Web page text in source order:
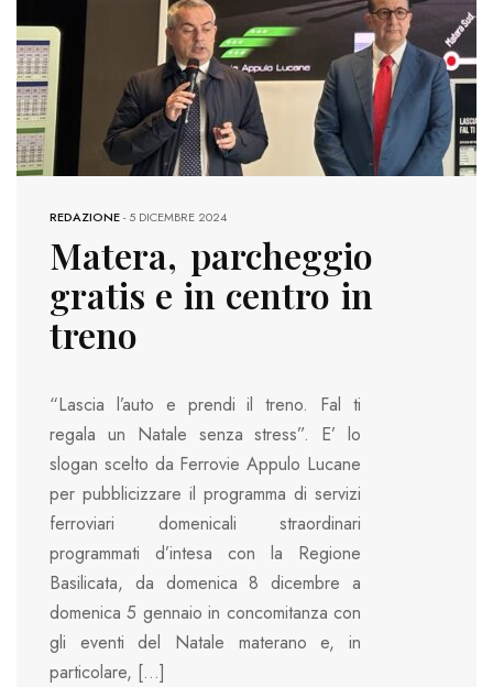
REDAZIONE-5 DICEMBRE 2024
Matera, parcheggio
gratis e in centro in
treno
“Lascia l’auto e prendi il treno. Fal ti
regala un Natale senza stress”. E’ lo
slogan scelto da Ferrovie Appulo Lucane
per pubblicizzare il programma di servizi
ferroviari domenicali straordinari
programmati d’intesa con la Regione
Basilicata, da domenica 8 dicembre a
domenica 5 gennaio in concomitanza con
gli eventi del Natale materano e, in
particolare, […]